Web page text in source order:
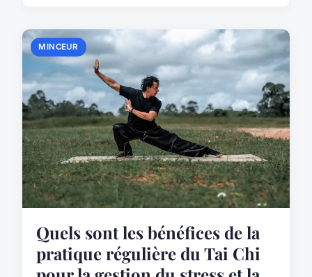
MINCEUR
Quels sont les bénéfices de la
pratique régulière du Tai Chi